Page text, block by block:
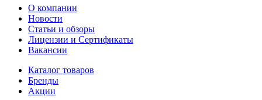
О компании
Новости
Статьи и обзоры
Лицензии и Сертификаты
Вакансии
Каталог товаров
Бренды
Акции